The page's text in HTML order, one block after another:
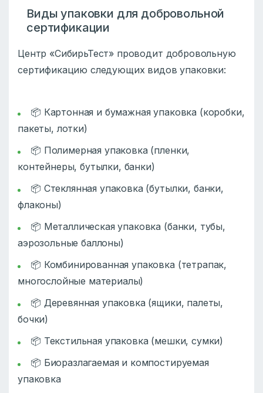
Виды упаковки для добровольной
сертификации
Центр «СибирьТест» проводит добровольную
сертификацию следующих видов упаковки:
📦 Картонная и бумажная упаковка (коробки,
пакеты, лотки)
📦 Полимерная упаковка (пленки,
контейнеры, бутылки, банки)
📦 Стеклянная упаковка (бутылки, банки,
флаконы)
📦 Металлическая упаковка (банки, тубы,
аэрозольные баллоны)
📦 Комбинированная упаковка (тетрапак,
многослойные материалы)
📦 Деревянная упаковка (ящики, палеты,
бочки)
📦 Текстильная упаковка (мешки, сумки)
📦 Биоразлагаемая и компостируемая
упаковка